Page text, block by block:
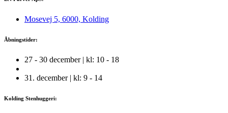
Mosevej 5, 6000, Kolding
Åbningstider:
27 - 30 december | kl: 10 - 18
31. december | kl: 9 - 14
Kolding Stenhuggeri: